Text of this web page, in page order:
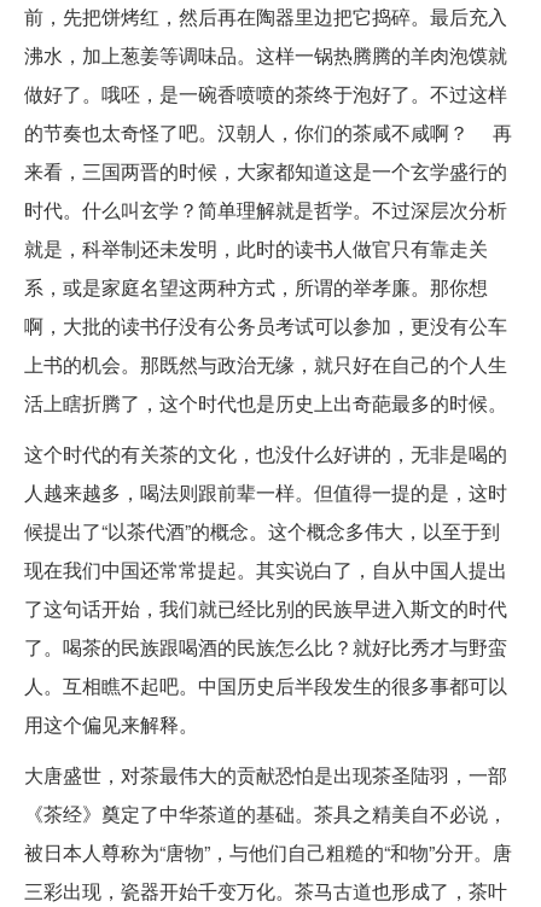
前，先把饼烤红，然后再在陶器里边把它捣碎。最后充入
沸水，加上葱姜等调味品。这样一锅热腾腾的羊肉泡馍就
做好了。哦呸，是一碗香喷喷的茶终于泡好了。不过这样
的节奏也太奇怪了吧。汉朝人，你们的茶咸不咸啊？ 再
来看，三国两晋的时候，大家都知道这是一个玄学盛行的
时代。什么叫玄学？简单理解就是哲学。不过深层次分析
就是，科举制还未发明，此时的读书人做官只有靠走关
系，或是家庭名望这两种方式，所谓的举孝廉。那你想
啊，大批的读书仔没有公务员考试可以参加，更没有公车
上书的机会。那既然与政治无缘，就只好在自己的个人生
活上瞎折腾了，这个时代也是历史上出奇葩最多的时候。
这个时代的有关茶的文化，也没什么好讲的，无非是喝的
人越来越多，喝法则跟前辈一样。但值得一提的是，这时
候提出了“以茶代酒”的概念。这个概念多伟大，以至于到
现在我们中国还常常提起。其实说白了，自从中国人提出
了这句话开始，我们就已经比别的民族早进入斯文的时代
了。喝茶的民族跟喝酒的民族怎么比？就好比秀才与野蛮
人。互相瞧不起吧。中国历史后半段发生的很多事都可以
用这个偏见来解释。
大唐盛世，对茶最伟大的贡献恐怕是出现茶圣陆羽，一部
《茶经》奠定了中华茶道的基础。茶具之精美自不必说，
被日本人尊称为“唐物”，与他们自己粗糙的“和物”分开。唐
三彩出现，瓷器开始千变万化。茶马古道也形成了，茶叶